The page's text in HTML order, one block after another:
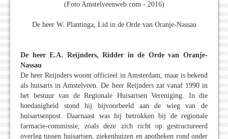
(Foto Amstelveenweb.com - 2016)
De heer W. Plantinga, Lid in de Orde van Oranje-Nassau
De heer E.A. Reijnders, Ridder in de Orde van Oranje-
Nassau
De heer Reijnders woont officieel in Amsterdam, maar is bekend
als huisarts in Amstelveen. De heer Reijnders zat vanaf 1990 in
het bestuur van de Regionale Huisartsen Vereniging. In die
hoedanigheid stond hij bijvoorbeeld aan de wieg van de
huisartsenpost. Daarnaast was hij betrokken bij de regionale
farmacie-commissie, zoals deze zich richt op gestructureerd
overleg tussen huisartsen, ziekenhuizen en apotheken rond onder